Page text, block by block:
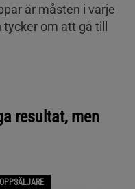
är måsten i varje
om att gå till
resultat, men